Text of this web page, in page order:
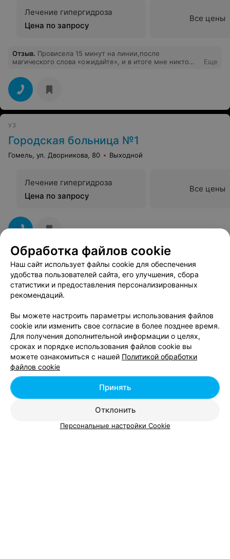
Лечение гипергидроза
Цена по запросу
Все цены
Отзыв. Провисела 15 минут на линии,после
магического слова «ожидайте», и в итоге мне никто
другими пациентами и отвечала на звонки,а про мой
звонок с мобильного видимо просто забыла).
Еще
УЗ
Городская больница №1
Гомель, ул. Дворникова, 80 Выходной
Лечение гипергидроза
Цена по запросу
Все цены
Вам будет интересно
подмышек в Гомеле
Карбокситерапия в Гомеле
Лазерная эпиляция верхней губы в Гомеле
Обработка файлов cookie
Наш сайт использует файлы cookie для обеспечения
удобства пользователей сайта, его улучшения, сбора
статистики и предоставления персонализированных
рекомендаций.
Вы можете настроить параметры использования файлов
cookie или изменить свое согласие в более позднее время.
Для получения дополнительной информации о целях,
сроках и порядке использования файлов cookie вы
можете ознакомиться с нашей Политикой обработки
файлов cookie
Отклонить
Принять
Персональные настройки Cookie